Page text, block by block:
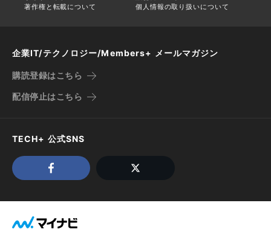
著作権と転載について
個人情報の取り扱いについて
企業IT/テクノロジー/Members+ メールマガジン
購読登録はこちら
配信停止はこちら
TECH+ 公式SNS